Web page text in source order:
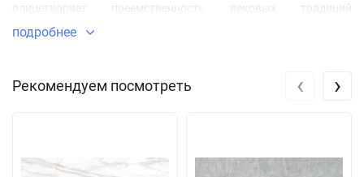
олицетворяет преемственность вековых традиций
классического мрамора в сочетании с современными
подробнее
Рекомендуем посмотреть ‹ ›